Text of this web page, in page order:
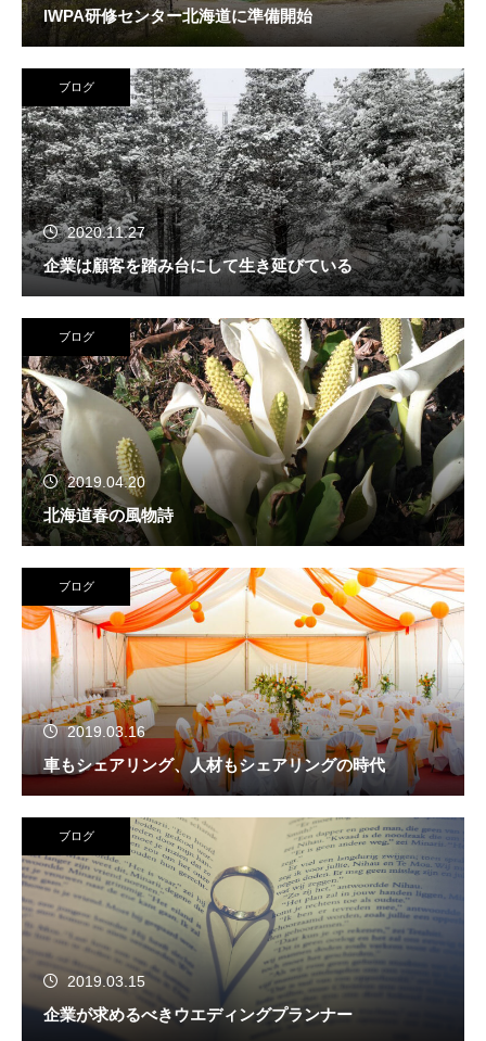
IWPA研修センター北海道に準備開始
ブログ
2020.11.27
企業は顧客を踏み台にして生き延びている
ブログ
2019.04.20
北海道春の風物詩
ブログ
2019.03.16
車もシェアリング、人材もシェアリングの時代
ブログ
2019.03.15
企業が求めるべきウエディングプランナー